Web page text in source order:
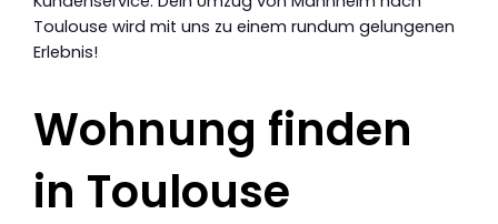
Toulouse wird mit uns zu einem rundum gelungenen
Erlebnis!
Wohnung finden
in Toulouse